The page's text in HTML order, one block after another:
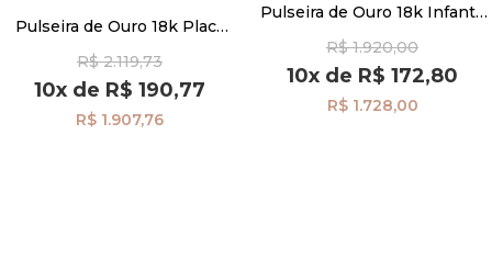
Pulseira de Ouro 18k Placa
12cm pu06093
R$ 2.119,73
10x de R$ 190,77
R$ 1.907,76
Pulseira de Ouro 18k Infantil
12cm pu06089
R$ 1.920,00
10x de R$ 172,80
R$ 1.728,00